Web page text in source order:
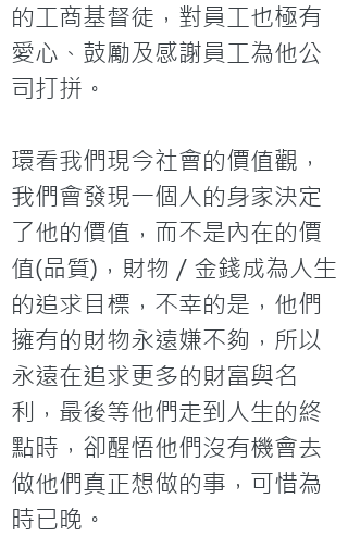
的工商基督徒，對員工也極有
愛心、鼓勵及感謝員工為他公
司打拼。
環看我們現今社會的價值觀，
我們會發現一個人的身家決定
了他的價值，而不是內在的價
值(品質)，財物／金錢成為人生
的追求目標，不幸的是，他們
擁有的財物永遠嫌不夠，所以
永遠在追求更多的財富與名
利，最後等他們走到人生的終
點時，卻醒悟他們沒有機會去
做他們真正想做的事，可惜為
時已晚。